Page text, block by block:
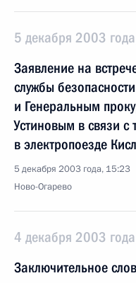
5 декабря 2003
Заявление на
службы
и Генеральным
Устиновым в связи с
в электропоезде
5 декабря 2003 года, 15:23
Ново-Огарево
4 декабря 2003
Заключительное